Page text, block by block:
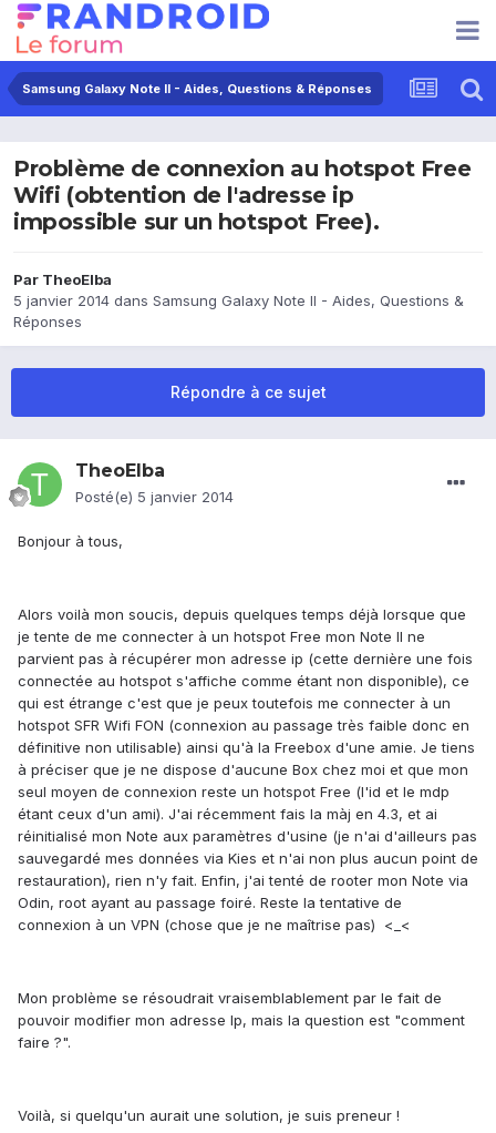
Samsung Galaxy Note II - Aides, Questions & Réponses
Problème de connexion au hotspot Free
Wifi (obtention de l'adresse ip
impossible sur un hotspot Free).
Par TheoElba
5 janvier 2014 dans Samsung Galaxy Note II - Aides, Questions &
Réponses
Répondre à ce sujet
TheoElba
Posté(e) 5 janvier 2014
Bonjour à tous,
Alors voilà mon soucis, depuis quelques temps déjà lorsque que
je tente de me connecter à un hotspot Free mon Note II ne
parvient pas à récupérer mon adresse ip (cette dernière une fois
connectée au hotspot s'affiche comme étant non disponible), ce
qui est étrange c'est que je peux toutefois me connecter à un
hotspot SFR Wifi FON (connexion au passage très faible donc en
définitive non utilisable) ainsi qu'à la Freebox d'une amie. Je tiens
à préciser que je ne dispose d'aucune Box chez moi et que mon
seul moyen de connexion reste un hotspot Free (l'id et le mdp
étant ceux d'un ami). J'ai récemment fais la màj en 4.3, et ai
réinitialisé mon Note aux paramètres d'usine (je n'ai d'ailleurs pas
sauvegardé mes données via Kies et n'ai non plus aucun point de
restauration), rien n'y fait. Enfin, j'ai tenté de rooter mon Note via
Odin, root ayant au passage foiré. Reste la tentative de
connexion à un VPN (chose que je ne maîtrise pas) <_<
Mon problème se résoudrait vraisemblablement par le fait de
pouvoir modifier mon adresse Ip, mais la question est "comment
faire ?".
Voilà, si quelqu'un aurait une solution, je suis preneur !